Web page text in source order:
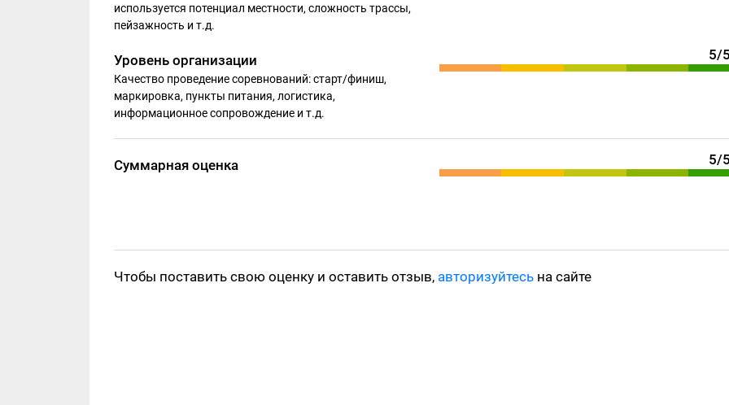
используется потенциал местности, сложность трассы,
пейзажность и т.д.
Уровень организации
Качество проведение соревнований: старт/финиш,
маркировка, пункты питания, логистика,
информационное сопровождение и т.д.
5/5
Суммарная оценка 5/5
Чтобы поставить свою оценку и оставить отзыв, авторизуйтесь на сайте